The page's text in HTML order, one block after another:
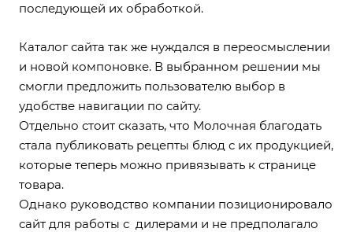
последующей их обработкой.
Каталог сайта так же нуждался в переосмыслении
и новой компоновке. В выбранном решении мы
смогли предложить пользователю выбор в
удобстве навигации по сайту.
Отдельно стоит сказать, что Молочная благодать
стала публиковать рецепты блюд с их продукцией,
которые теперь можно привязывать к странице
товара.
Однако руководство компании позиционировало
сайт для работы с дилерами и не предполагало